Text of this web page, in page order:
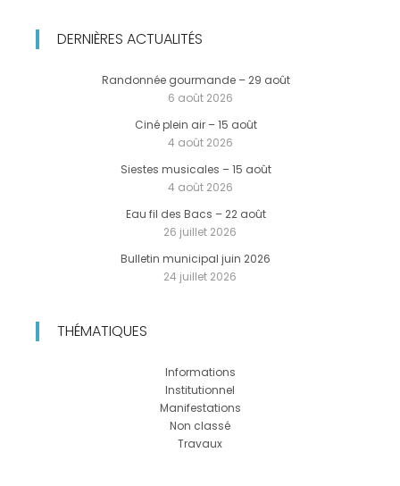
DERNIÈRES ACTUALITÉS
Randonnée gourmande – 29 août
6 août 2026
Ciné plein air – 15 août
4 août 2026
Siestes musicales – 15 août
4 août 2026
Eau fil des Bacs – 22 août
26 juillet 2026
Bulletin municipal juin 2026
24 juillet 2026
THÉMATIQUES
Informations
Institutionnel
Manifestations
Non classé
Travaux